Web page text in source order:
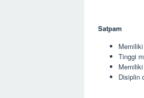
Satpam
Tinggi
Disiplin